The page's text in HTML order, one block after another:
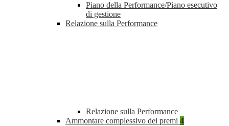
Piano della Performance/Piano esecutivo
di gestione
Relazione sulla Performance
Relazione sulla Performance
Ammontare complessivo dei premi 4